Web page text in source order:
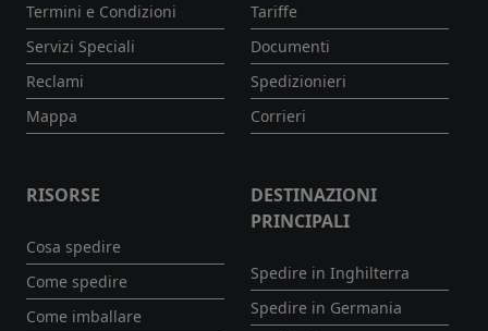
Termini e Condizioni
Servizi Speciali
Reclami
Mappa
Tariffe
Documenti
Spedizionieri
Corrieri
RISORSE
Cosa spedire
Come spedire
Come imballare
DESTINAZIONI
PRINCIPALI
Spedire in Inghilterra
Spedire in Germania